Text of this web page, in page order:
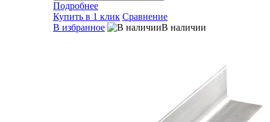
Подробнее
Купить в 1 клик Сравнение
В избранное
В наличии